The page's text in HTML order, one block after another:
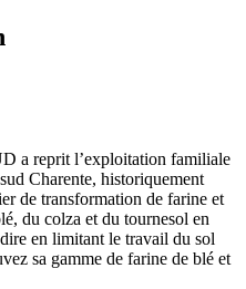
a reprit l’exploitation familiale
Charente, historiquement
de transformation de farine et
du colza et du tournesol en
en limitant le travail du sol
sa gamme de farine de blé et